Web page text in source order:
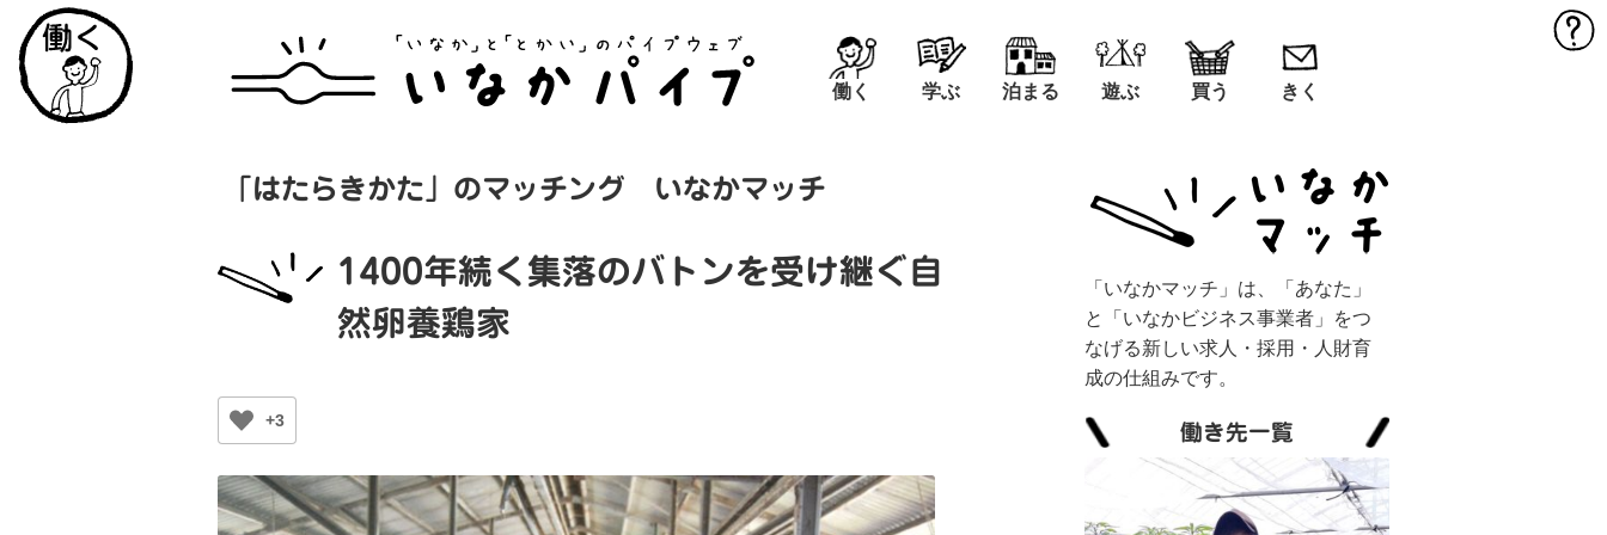
働く 学ぶ 泊まる 遊ぶ 買う きく
「はたらきかた」のマッチング いなかマッチ
1400年続く集落のバトンを受け継ぐ自
然卵養鶏家
+3
「いなかマッチ」は、「あなた」
と「いなかビジネス事業者」をつ
なげる新しい求人・採用・人財育
成の仕組みです。
働き先一覧